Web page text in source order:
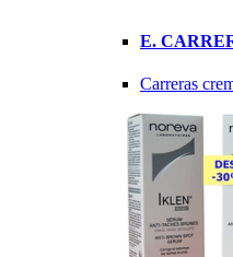
E.
Carreras